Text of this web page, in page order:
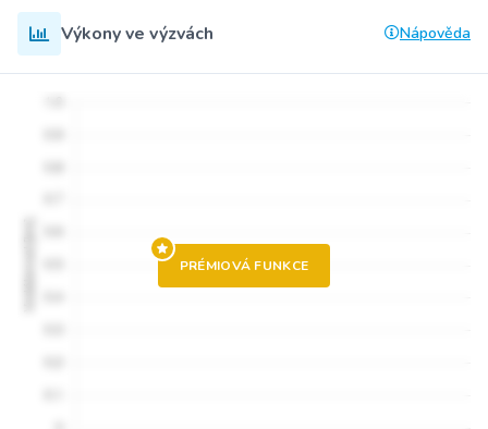
Výkony ve výzvách Nápověda
PRÉMIOVÁ FUNKCE